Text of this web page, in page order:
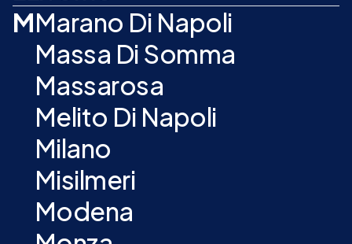
MMarano Di Napoli
Massa Di Somma
Massarosa
Melito Di Napoli
Milano
Misilmeri
Modena